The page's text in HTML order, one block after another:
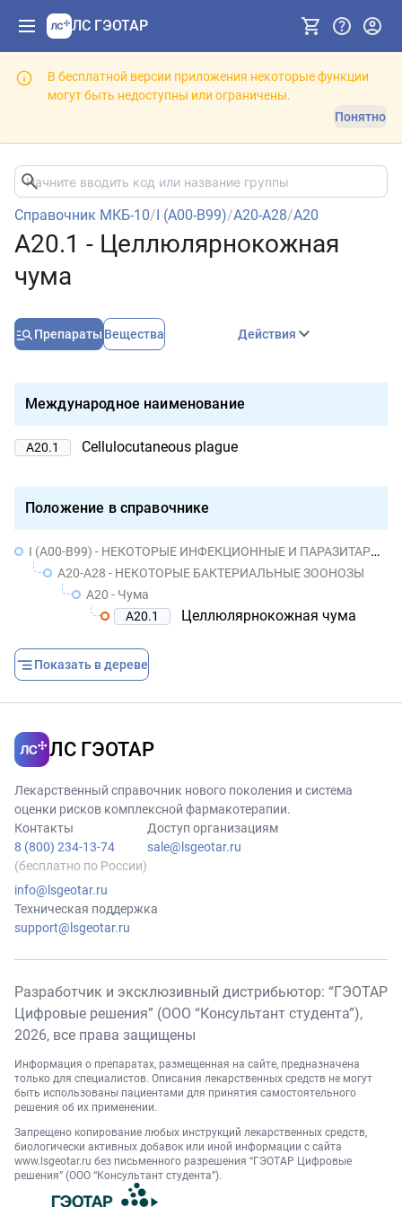
ЛС ГЭОТАР
В бесплатной версии приложения некоторые функции
могут быть недоступны или ограничены.
Понятно
Справочник МКБ-10/I (A00-B99)/A20-A28/A20
A20.1 - Целлюлярнокожная
чума
Препараты Вещества Действия
Международное наименование
A20.1 Cellulocutaneous plague
Положение в справочнике
I (A00-B99) - НЕКОТОРЫЕ ИНФЕКЦИОННЫЕ И ПАРАЗИТАРНЫЕ БОЛЕЗНИ
A20-A28 - НЕКОТОРЫЕ БАКТЕРИАЛЬНЫЕ ЗООНОЗЫ
A20 - Чума
A20.1
Целлюлярнокожная чума
Показать в дереве
ЛС ГЭОТАР
Лекарственный справочник нового поколения и система
оценки рисков комплексной фармакотерапии.
Контакты
8 (800) 234-13-74
(бесплатно по России)
info@lsgeotar.ru
Доступ организациям
sale@lsgeotar.ru
Техническая поддержка
support@lsgeotar.ru
Разработчик и эксклюзивный дистрибьютор: “ГЭОТАР
Цифровые решения” (ООО “Консультант студента”),
2026, все права защищены
Информация о препаратах, размещенная на сайте, предназначена
только для специалистов. Описания лекарственных средств не могут
быть использованы пациентами для принятия самостоятельного
решения об их применении.
Запрещено копирование любых инструкций лекарственных средств,
биологически активных добавок или иной информации с сайта
www.lsgeotar.ru без письменного разрешения “ГЭОТАР Цифровые
решения” (ООО “Консультант студента”).